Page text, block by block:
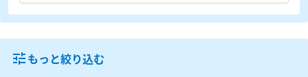
もっと絞り込む